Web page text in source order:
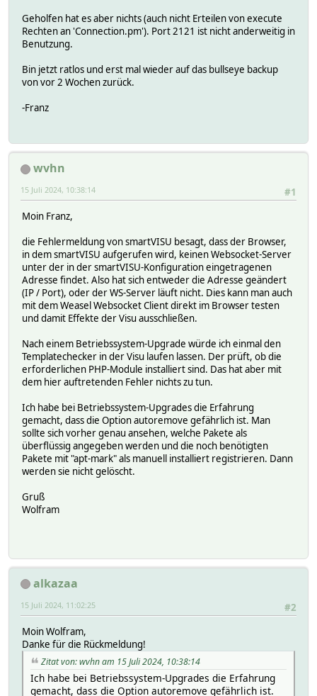
Geholfen hat es aber nichts (auch nicht Erteilen von execute
Rechten an 'Connection.pm'). Port 2121 ist nicht anderweitig in
Benutzung.
Bin jetzt ratlos und erst mal wieder auf das bullseye backup
von vor 2 Wochen zurück.
-Franz
wvhn
#1
15 Juli 2024, 10:38:14
Moin Franz,
die Fehlermeldung von smartVISU besagt, dass der Browser,
in dem smartVISU aufgerufen wird, keinen Websocket-Server
unter der in der smartVISU-Konfiguration eingetragenen
Adresse findet. Also hat sich entweder die Adresse geändert
(IP / Port), oder der WS-Server läuft nicht. Dies kann man auch
mit dem Weasel Websocket Client direkt im Browser testen
und damit Effekte der Visu ausschließen.
Nach einem Betriebssystem-Upgrade würde ich einmal den
Templatechecker in der Visu laufen lassen. Der prüft, ob die
erforderlichen PHP-Module installiert sind. Das hat aber mit
dem hier auftretenden Fehler nichts zu tun.
Ich habe bei Betriebssystem-Upgrades die Erfahrung
gemacht, dass die Option autoremove gefährlich ist. Man
sollte sich vorher genau ansehen, welche Pakete als
überflüssig angegeben werden und die noch benötigten
Pakete mit "apt-mark" als manuell installiert registrieren. Dann
werden sie nicht gelöscht.
Gruß
Wolfram
alkazaa
#2
15 Juli 2024, 11:02:25
Moin Wolfram,
Danke für die Rückmeldung!
Zitat von: wvhn am 15 Juli 2024, 10:38:14
Ich habe bei Betriebssystem-Upgrades die Erfahrung
gemacht, dass die Option autoremove gefährlich ist.